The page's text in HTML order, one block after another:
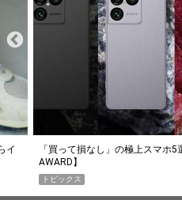
イ
「買って損なし」の極上スマホ
AWARD】
トピックス